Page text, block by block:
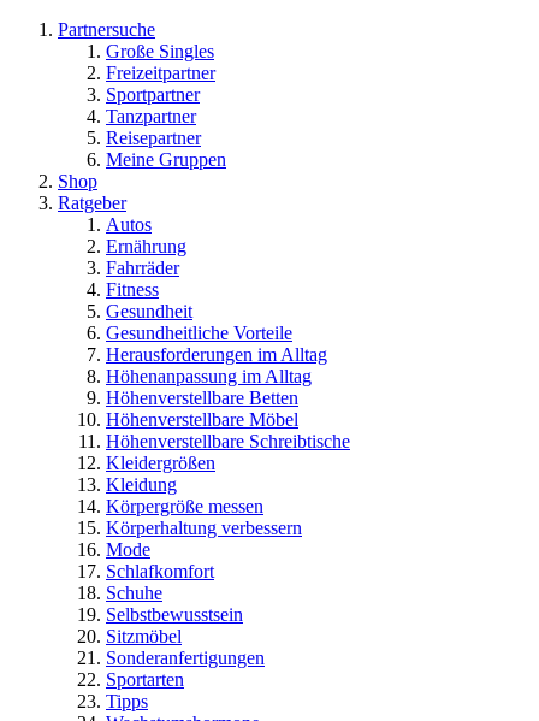
Partnersuche
Große Singles
Freizeitpartner
Sportpartner
Tanzpartner
Reisepartner
Meine Gruppen
Shop
Ratgeber
Autos
Ernährung
Fahrräder
Fitness
Gesundheit
Gesundheitliche Vorteile
Herausforderungen im Alltag
Höhenanpassung im Alltag
Höhenverstellbare Betten
Höhenverstellbare Möbel
Höhenverstellbare Schreibtische
Kleidergrößen
Kleidung
Körpergröße messen
Körperhaltung verbessern
Mode
Schlafkomfort
Schuhe
Selbstbewusstsein
Sitzmöbel
Sonderanfertigungen
Sportarten
Tipps